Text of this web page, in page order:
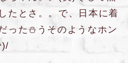
たとさ。。で、日本に着
った⛄うそのようなホン